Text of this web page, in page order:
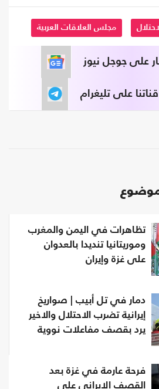
الاحتلال مجلس العلاقات العربية
على جوجل نيوز
على تليغرام
تظاهرات في اليمن والمغرب
وموريتانيا تنديدا بالعدوان
على غزة وإيران
دمار في تل أبيب | صواريخ
إيرانية تضرب الاحتلال والاخير
يرد بقصف مفاعلات نووية
فرحة عارمة في غزة بعد
القصف الإيراني على